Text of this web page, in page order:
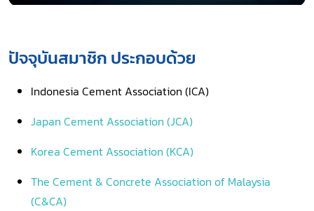
ปัจจุบันสมาชิก ประกอบด้วย
Indonesia Cement Association (ICA)
Japan Cement Association (JCA)
Korea Cement Association (KCA)
The Cement & Concrete Association of Malaysia
(C&CA)